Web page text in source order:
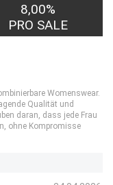
8,00%
PRO SALE
Womenswear.
Qualität und
daran, dass jede Frau
ohne Kompromisse